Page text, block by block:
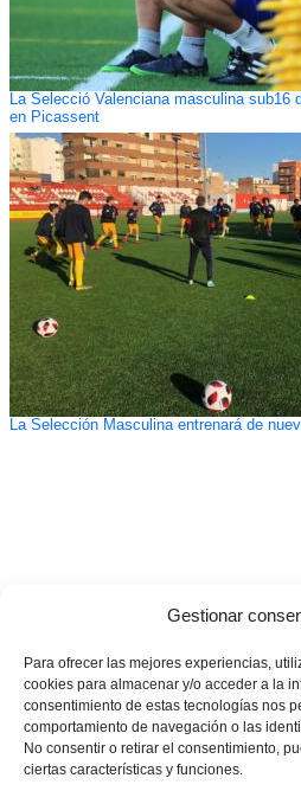
Gestionar
Para ofrecer las mejores experiencias,
cookies para almacenar y/o acceder a la
consentimiento de estas tecnologías nos
comportamiento de navegación o las
No consentir o retirar el consentimiento,
ciertas características y funciones.
La Selecció Valenciana masculina sub16
en Picassent
La Selección Masculina entrenará de